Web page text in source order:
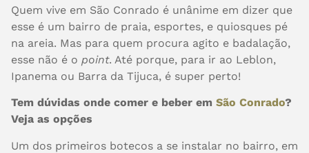
Quem vive em São Conrado é unânime em dizer que
esse é um bairro de praia, esportes, e quiosques pé
na areia. Mas para quem procura agito e badalação,
esse não é o point. Até porque, para ir ao Leblon,
Ipanema ou Barra da Tijuca, é super perto!
Tem dúvidas onde comer e beber em São Conrado?
Veja as opções
Um dos primeiros botecos a se instalar no bairro, em